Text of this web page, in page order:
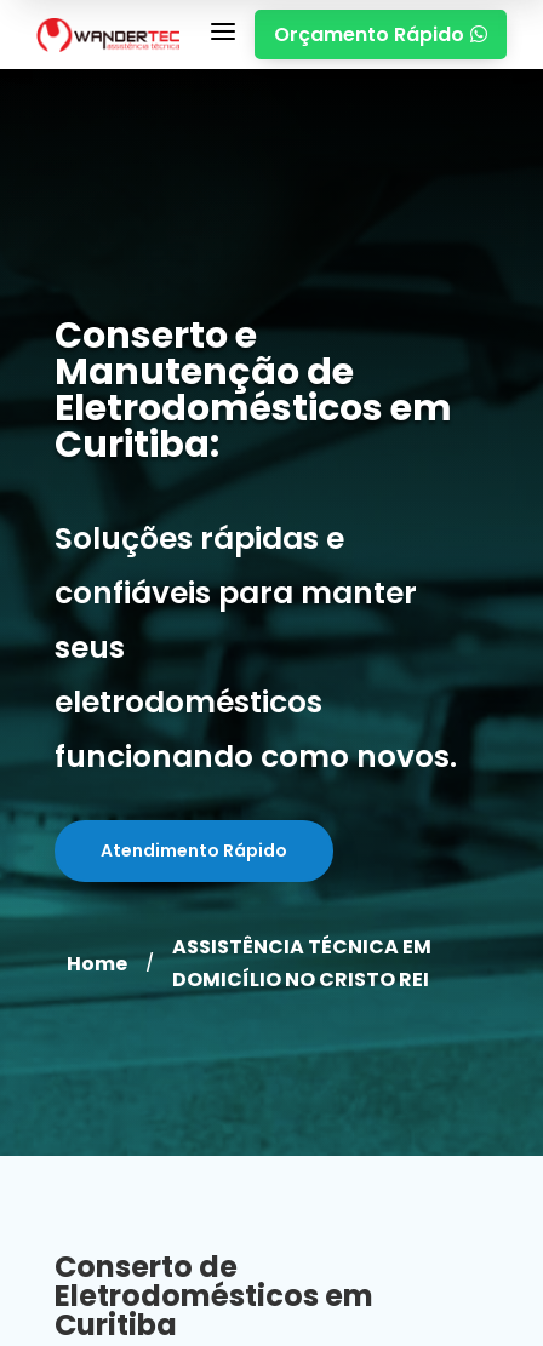
a Orçamento Rápido 
Conserto e
Manutenção de
Eletrodomésticos em
Curitiba:
Soluções rápidas e
confiáveis para manter
seus
eletrodomésticos
funcionando como novos.
Atendimento Rápido
Home /
ASSISTÊNCIA TÉCNICA EM
DOMICÍLIO NO CRISTO REI
Conserto de
Eletrodomésticos em
Curitiba